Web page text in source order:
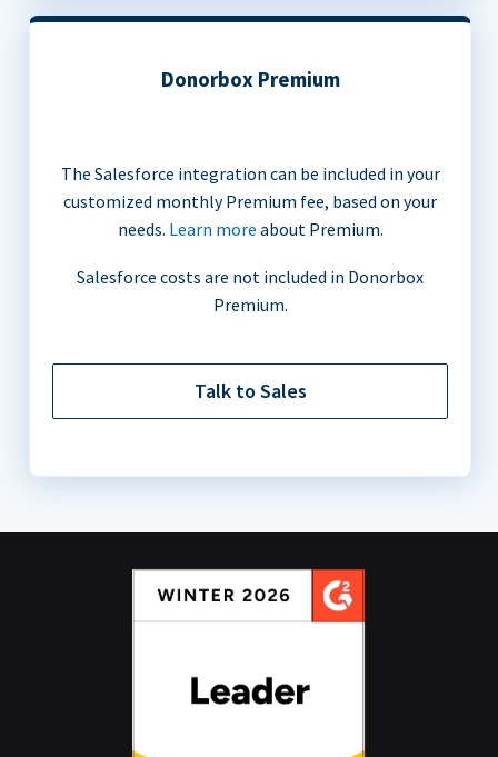
Donorbox Premium
The Salesforce integration can be included in your
customized monthly Premium fee, based on your
needs. Learn more about Premium.
Salesforce costs are not included in Donorbox
Premium.
Talk to Sales